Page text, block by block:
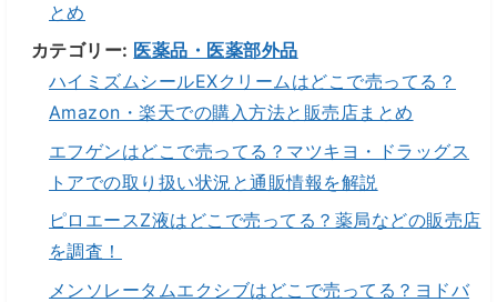
とめ
カテゴリー: 医薬品・医薬部外品
ハイミズムシールEXクリームはどこで売ってる？
Amazon・楽天での購入方法と販売店まとめ
エフゲンはどこで売ってる？マツキヨ・ドラッグス
トアでの取り扱い状況と通販情報を解説
ピロエースZ液はどこで売ってる？薬局などの販売店
を調査！
メンソレータムエクシブはどこで売ってる？ヨドバ